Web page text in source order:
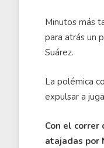
Minutos más
para atrás un
Suárez.
La polémica
expulsar a
Con el
atajadas por